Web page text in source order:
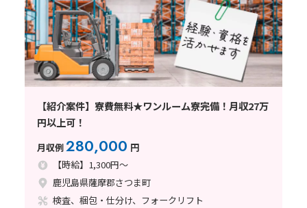
【紹介案件】寮費無料★ワンルーム寮完備！月収27万
円以上可！
月収例280,000 円
【時給】1,300円～
鹿児島県薩摩郡さつま町
検査、梱包・仕分け、フォークリフト